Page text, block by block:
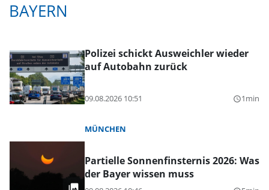
BAYERN
Polizei schickt Ausweichler wieder
auf Autobahn zurück
09.08.2026 10:51 query_builder1min
MÜNCHEN
Partielle Sonnenfinsternis 2026: Was
der Bayer wissen muss